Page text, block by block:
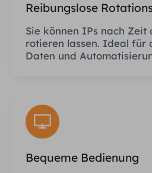
Reibungslose
Sie können IPs nach Zeit
rotieren lassen. Ideal für
Daten und
Bequeme Bedienung